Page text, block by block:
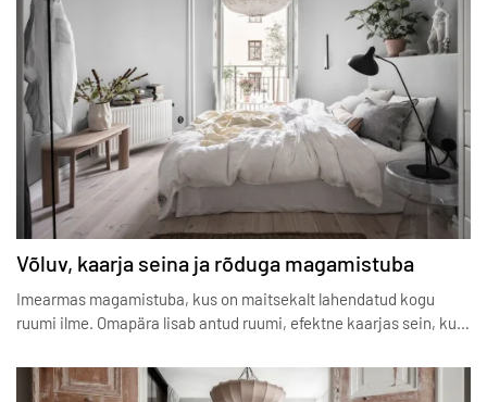
Võluv, kaarja seina ja rõduga magamistuba
Imearmas magamistuba, kus on maitsekalt lahendatud kogu
ruumi ilme. Omapära lisab antud ruumi, efektne kaarjas sein, ku…